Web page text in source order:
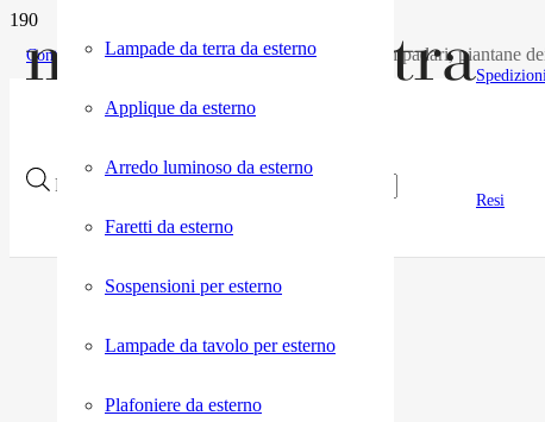
Contatti pre venditaAcquisti on line di lampade, lampadari, piantane
Products search
Resi
Lampade da terra da esterno
Applique da esterno
Arredo luminoso da esterno
Faretti da esterno
Sospensioni per esterno
Lampade da tavolo per esterno
Plafoniere da esterno